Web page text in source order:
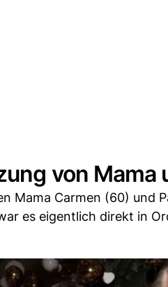
von Mama
Mama Carmen (60) und
es eigentlich direkt in